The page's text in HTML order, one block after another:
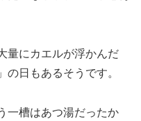
量にカエルが浮かんだ
の日もあるそうです。
一槽はあつ湯だったか